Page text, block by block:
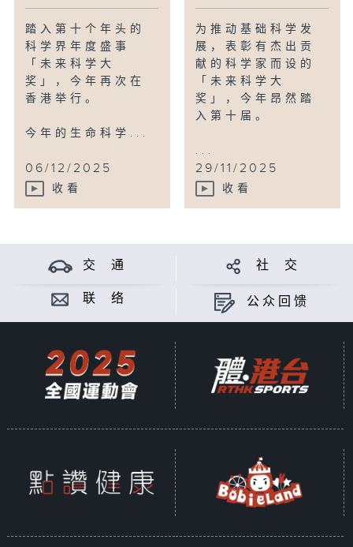
踏入第十个年头的
科学界年度盛事
「未来科学大
奖」，今年再次在
香港举行。
今年的生命科学...
06/12/2025
收看
为推动基础科学发
展，表彰有杰出贡
献的科学家而设的
「未来科学大
奖」，今年昂然踏
入第十届。
...
29/11/2025
收看
交 通 社 交
联 络 公众回馈